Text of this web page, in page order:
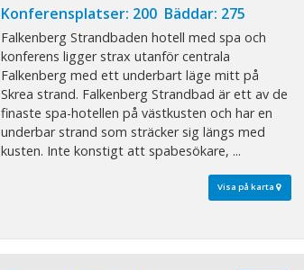
Konferensplatser: 200 Bäddar: 275
Falkenberg Strandbaden hotell med spa och
konferens ligger strax utanför centrala
Falkenberg med ett underbart läge mitt på
Skrea strand. Falkenberg Strandbad är ett av de
finaste spa-hotellen på västkusten och har en
underbar strand som sträcker sig längs med
kusten. Inte konstigt att spabesökare, ...
Visa på karta